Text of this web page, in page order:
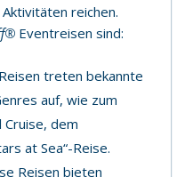
reichen.
Eventreisen sind:
treten bekannte
auf, wie zum
Cruise, dem
at Sea“-Reise.
Reisen bieten